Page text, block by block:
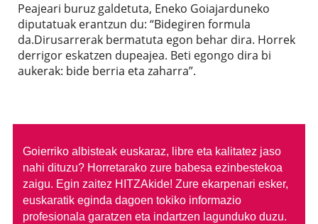
Peajeari buruz galdetuta, Eneko Goiajarduneko
diputatuak erantzun du: “Bidegiren formula
da.Dirusarrerak bermatuta egon behar dira. Horrek
derrigor eskatzen dupeajea. Beti egongo dira bi
aukerak: bide berria eta zaharra”.
Goierriko albisteak euskaraz, libre eta kalitatez jaso
nahi dituzu? Horretarako zure babesa ezinbestekoa
zaigu. Egin zaitez HITZAkide! Zure ekarpenari esker,
euskaratik eginda dagoen tokiko informazio
profesionala garatzen eta indartzen lagunduko duzu.